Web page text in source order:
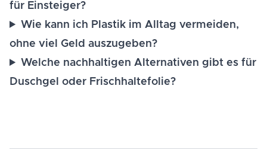
für Einsteiger?
Wie kann ich Plastik im Alltag vermeiden,
ohne viel Geld auszugeben?
Welche nachhaltigen Alternativen gibt es für
Duschgel oder Frischhaltefolie?